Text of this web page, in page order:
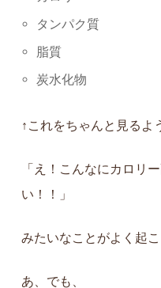
タンパク質
脂質
炭水化物
↑これをちゃんと見るよ
「え！こんなにカロリ
い！！」
みたいなことがよく起こ
あ、でも、